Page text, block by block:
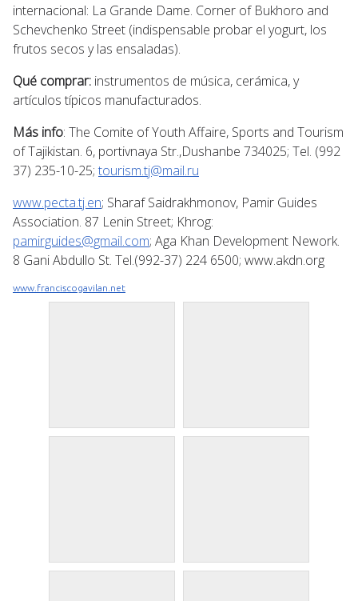
internacional: La Grande Dame. Corner of Bukhoro and
Schevchenko Street (indispensable probar el yogurt, los
frutos secos y las ensaladas).
Qué comprar: instrumentos de música, cerámica, y
artículos típicos manufacturados.
Más info: The Comite of Youth Affaire, Sports and Tourism
of Tajikistan. 6, portivnaya Str.,Dushanbe 734025; Tel. (992
37) 235-10-25; tourism.tj@mail.ru
www.pecta.tj.en; Sharaf Saidrakhmonov, Pamir Guides
Association. 87 Lenin Street; Khrog:
pamirguides@gmail.com; Aga Khan Development Nework.
8 Gani Abdullo St. Tel.(992-37) 224 6500; www.akdn.org
www.franciscogavilan.net